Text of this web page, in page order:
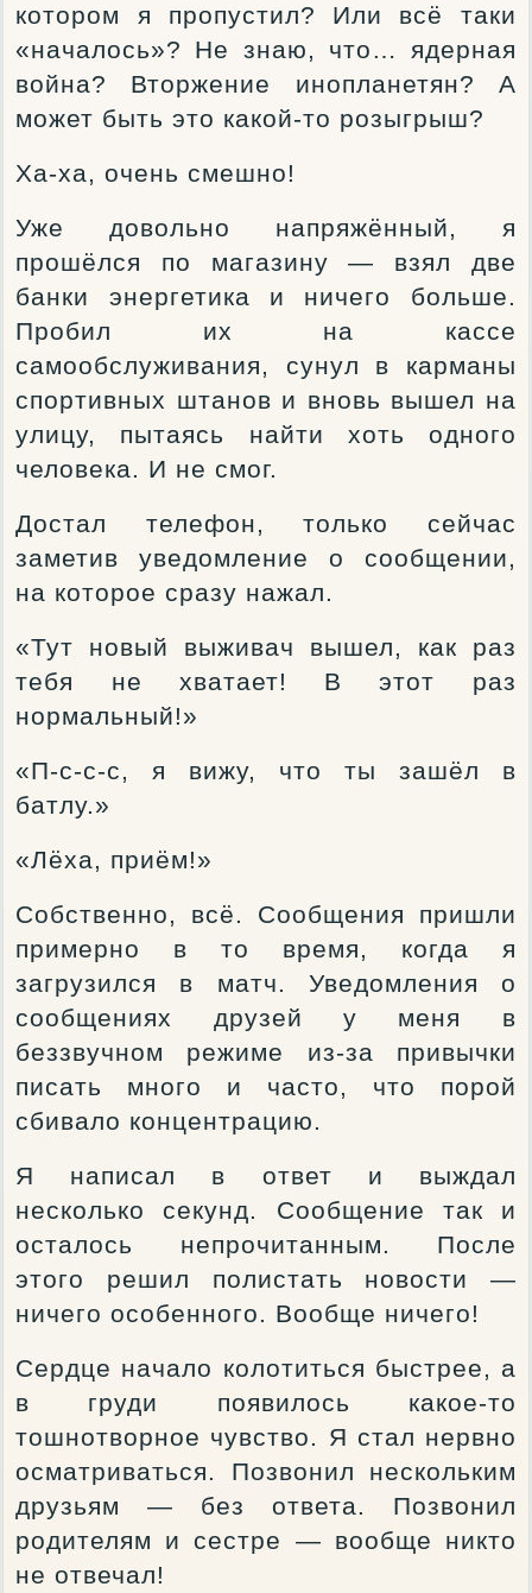
котором я пропустил? Или всё таки
«началось»? Не знаю, что… ядерная
война? Вторжение инопланетян? А
может быть это какой-то розыгрыш?
Ха-ха, очень смешно!
Уже довольно напряжённый, я
прошёлся по магазину — взял две
банки энергетика и ничего больше.
Пробил их на кассе
самообслуживания, сунул в карманы
спортивных штанов и вновь вышел на
улицу, пытаясь найти хоть одного
человека. И не смог.
Достал телефон, только сейчас
заметив уведомление о сообщении,
на которое сразу нажал.
«Тут новый выживач вышел, как раз
тебя не хватает! В этот раз
нормальный!»
«П-с-с-с, я вижу, что ты зашёл в
батлу.»
«Лёха, приём!»
Собственно, всё. Сообщения пришли
примерно в то время, когда я
загрузился в матч. Уведомления о
сообщениях друзей у меня в
беззвучном режиме из-за привычки
писать много и часто, что порой
сбивало концентрацию.
Я написал в ответ и выждал
несколько секунд. Сообщение так и
осталось непрочитанным. После
этого решил полистать новости —
ничего особенного. Вообще ничего!
Сердце начало колотиться быстрее, а
в груди появилось какое-то
тошнотворное чувство. Я стал нервно
осматриваться. Позвонил нескольким
друзьям — без ответа. Позвонил
родителям и сестре — вообще никто
не отвечал!